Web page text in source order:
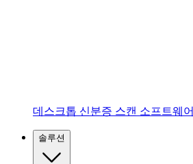
데스크톱 신분증 스캔 소프트웨어
솔루션